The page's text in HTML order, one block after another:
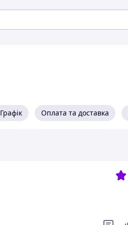
Графік Оплата та доставка